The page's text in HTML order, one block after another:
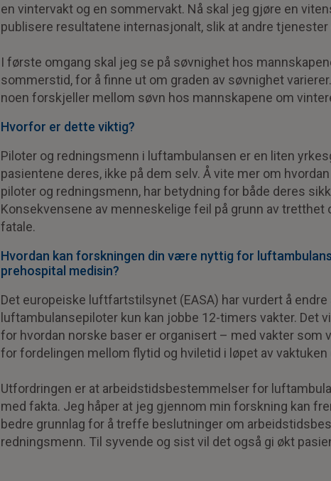
en vintervakt og en sommervakt. Nå skal jeg gjøre en
publisere resultatene internasjonalt, slik at andre
I første omgang skal jeg se på søvnighet hos
sommerstid, for å finne ut om graden av søvnighet
noen forskjeller mellom søvn hos mannskapene om
Hvorfor er dette viktig?
Piloter og redningsmenn i luftambulansen er en liten
pasientene deres, ikke på dem selv. Å vite mer om
piloter og redningsmenn, har betydning for både deres
Konsekvensene av menneskelige feil på grunn av
fatale.
Hvordan kan forskningen din være nyttig for
prehospital medisin?
Det europeiske luftfartstilsynet (EASA) har vurdert å
luftambulansepiloter kun kan jobbe 12-timers vakter. Det
for hvordan norske baser er organisert – med vakter som
for fordelingen mellom flytid og hviletid i løpet av vaktuken
Utfordringen er at arbeidstidsbestemmelser for
med fakta. Jeg håper at jeg gjennom min forskning kan
bedre grunnlag for å treffe beslutninger om
redningsmenn. Til syvende og sist vil det også gi økt